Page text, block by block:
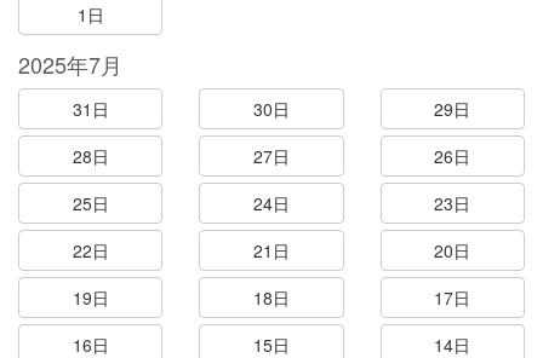
1日
2025年7月
31日 30日
29日
28日
27日
26日
25日
24日
23日
22日
21日
20日
19日
18日
17日
16日
15日
14日